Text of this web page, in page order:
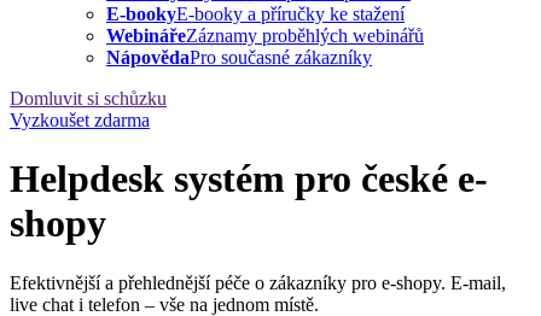
E-bookyE-booky a příručky ke stažení
WebinářeZáznamy proběhlých webinářů
NápovědaPro současné zákazníky
Domluvit si schůzku
Vyzkoušet zdarma
Helpdesk systém pro české e-
shopy
Efektivnější a přehlednější péče o zákazníky pro e-shopy. E-mail,
live chat i telefon – vše na jednom místě.